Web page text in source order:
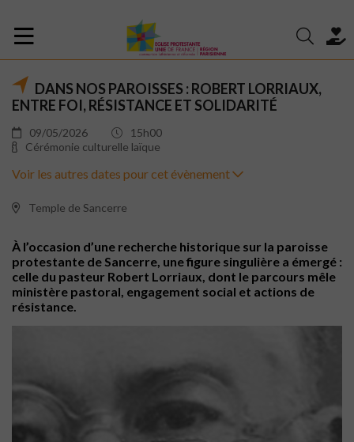
DANS NOS PAROISSES : ROBERT LORRIAUX,
ENTRE FOI, RÉSISTANCE ET SOLIDARITÉ
09/05/2026
15h00
Cérémonie culturelle laïque
Voir les autres dates pour cet évènement
Temple de Sancerre
À l’occasion d’une recherche historique sur la paroisse
protestante de Sancerre, une figure singulière a émergé :
celle du pasteur Robert Lorriaux, dont le parcours mêle
ministère pastoral, engagement social et actions de
résistance.